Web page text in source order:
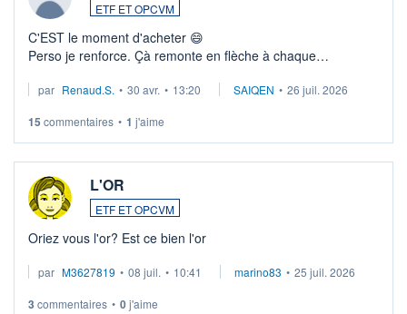
ETF ET OPCVM
C'EST le moment d'acheter 😄​
Perso je renforce. Çà remonte en flèche à chaque
Investissement long terme tip top pour sa retraite.
par Renaud.S. • 30 avr. • 13:20 SAIQEN • 26 juil. 2026
15 commentaires • 1 j'aime
L'OR
ETF ET OPCVM
Oriez vous l'or? Est ce bien l'or
par M3627819 • 08 juil. • 10:41 marino83 • 25 juil. 2026
3 commentaires • 0j'aime